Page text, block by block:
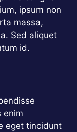
ipsum non
massa,
Sed aliquet
id.
enim
eget tincidunt